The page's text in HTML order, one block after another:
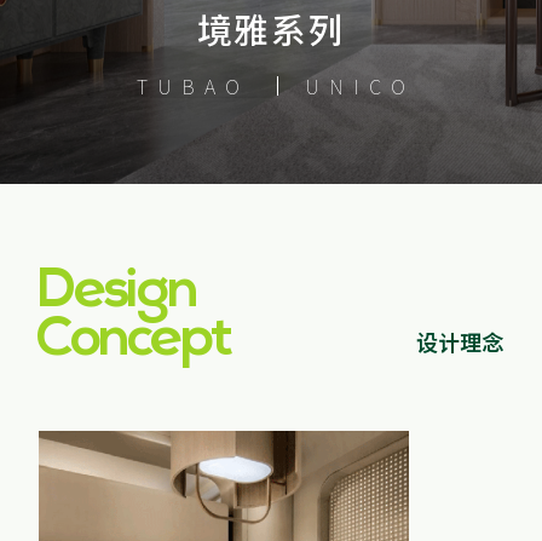
股票信息
互动交流
境雅系列
TUBAO UNICO
Design
Concept
设计理念